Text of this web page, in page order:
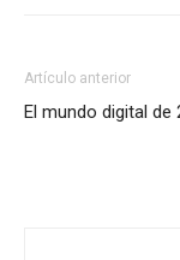
Artículo anterior
El mundo digital de